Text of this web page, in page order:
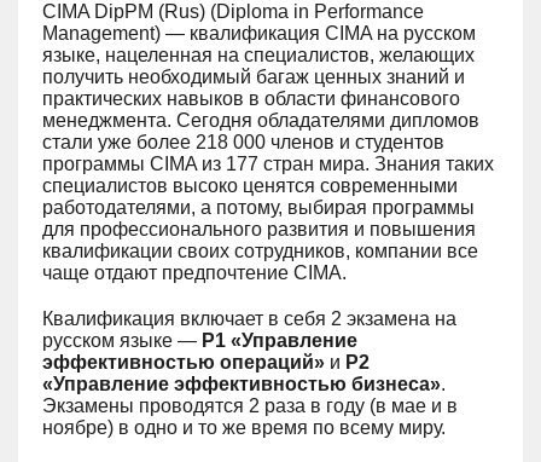
CIMA DipPM (Rus) (Diploma in Performance
Management) — квалификация CIMA на русском
языке, нацеленная на специалистов, желающих
получить необходимый багаж ценных знаний и
практических навыков в области финансового
менеджмента. Сегодня обладателями дипломов
стали уже более 218 000 членов и студентов
программы CIMA из 177 стран мира. Знания таких
специалистов высоко ценятся современными
работодателями, а потому, выбирая программы
для профессионального развития и повышения
квалификации своих сотрудников, компании все
чаще отдают предпочтение СІМА.
Квалификация включает в себя 2 экзамена на
русском языке — P1 «Управление
эффективностью операций» и P2
«Управление эффективностью бизнеса».
Экзамены проводятся 2 раза в году (в мае и в
ноябре) в одно и то же время по всему миру.